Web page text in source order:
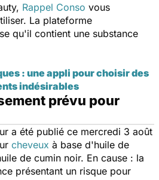
Rappel Conso vous
La plateforme
qu'il contient une substance
: une appli pour choisir des
indésirables
prévu pour
a été publié ce mercredi 3 août
cheveux à base d'huile de
de cumin noir. En cause : la
présentant un risque pour